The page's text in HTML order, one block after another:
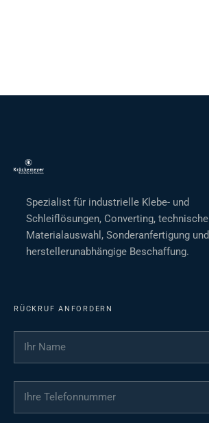
Spezialist für industrielle Klebe- und
Schleiflösungen, Converting, technische
Materialauswahl, Sonderanfertigung und
herstellerunabhängige Beschaffung.
RÜCKRUF ANFORDERN
Ihr Name
Ihre Telefonnummer